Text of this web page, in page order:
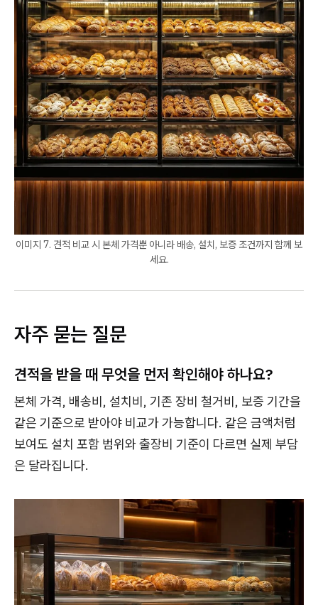
이미지 7. 견적 비교 시 본체 가격뿐 아니라 배송, 설치, 보증 조건까지 함께 보
세요.
자주 묻는 질문
견적을 받을 때 무엇을 먼저 확인해야 하나요?
본체 가격, 배송비, 설치비, 기존 장비 철거비, 보증 기간을
같은 기준으로 받아야 비교가 가능합니다. 같은 금액처럼
보여도 설치 포함 범위와 출장비 기준이 다르면 실제 부담
은 달라집니다.